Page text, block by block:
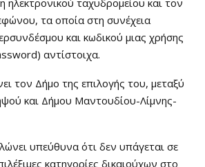
τα οποία στη συνέχεια
και κωδικού μιας χρήσης
αντίστοιχα.
τον Δήμο της επιλογής του, μεταξύ
και Δήμου Μαντουδίου-Λίμνης-
υπεύθυνα ότι δεν υπάγεται σε
κατηγορίες δικαιούχων στο